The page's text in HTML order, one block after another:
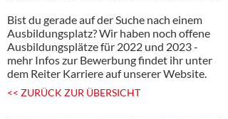
Bist du gerade auf der Suche nach einem
Ausbildungsplatz? Wir haben noch offene
Ausbildungsplätze für 2022 und 2023 -
mehr Infos zur Bewerbung findet ihr unter
dem Reiter Karriere auf unserer Website.
<< ZURÜCK ZUR ÜBERSICHT